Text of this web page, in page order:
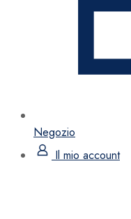
Negozio
Il mio account